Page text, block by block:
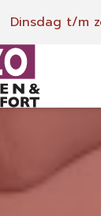
Dinsdag t/m